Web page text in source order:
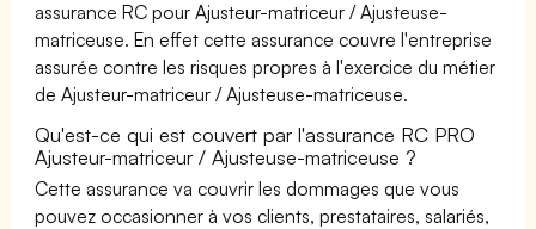
assurance RC pour Ajusteur-matriceur / Ajusteuse-
matriceuse. En effet cette assurance couvre l'entreprise
assurée contre les risques propres à l'exercice du métier
de Ajusteur-matriceur / Ajusteuse-matriceuse.
Qu'est-ce qui est couvert par l'assurance RC PRO
Ajusteur-matriceur / Ajusteuse-matriceuse ?
Cette assurance va couvrir les dommages que vous
pouvez occasionner à vos clients, prestataires, salariés,